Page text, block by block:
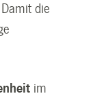
die
im